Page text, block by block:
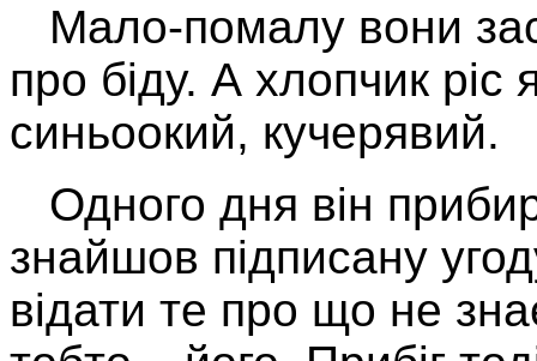
Мало-помалу вони
про біду. А хлопчик
синьоокий, кучерявий.
Одного дня він
знайшов підписану
відати те про що не